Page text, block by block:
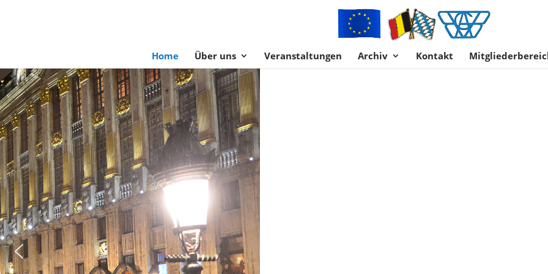
Home Über uns Veranstaltungen Archiv Kontakt